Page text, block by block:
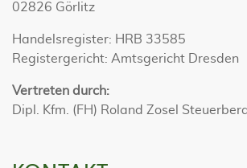
02826 Görlitz
Handelsregister: HRB 33585
Registergericht: Amtsgericht Dresden
Vertreten durch:
Dipl. Kfm. (FH) Roland Zosel